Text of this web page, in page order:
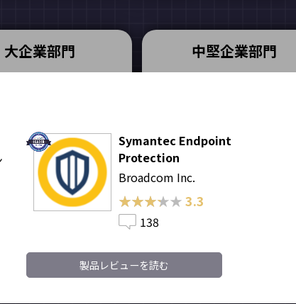
大企業部門 中堅企業部門
Symantec Endpoint
Protection
Broadcom Inc.
★★★★★
★★★★★3.3
138
製品レビューを読む